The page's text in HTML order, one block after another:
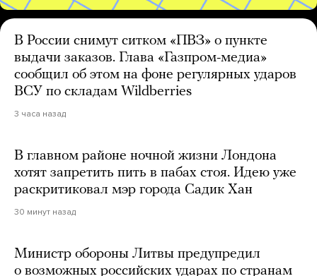
В России снимут ситком «ПВЗ» о пункте
выдачи заказов. Глава «Газпром-медиа»
сообщил об этом на фоне регулярных ударов
ВСУ по складам Wildberries
3 часа назад
В главном районе ночной жизни Лондона
хотят запретить пить в пабах стоя. Идею уже
раскритиковал мэр города Садик Хан
30 минут назад
Министр обороны Литвы предупредил
о возможных российских ударах по странам